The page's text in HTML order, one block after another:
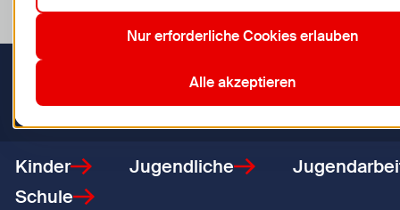
Aktive Filter:
9 Jahre 13. Hietzing 14. Penzing 16. Ottakring
9.
Zurück zur Startseite
Kinder Jugendliche
Schule
Nur erforderliche Cookies erlauben
Alle akzeptieren